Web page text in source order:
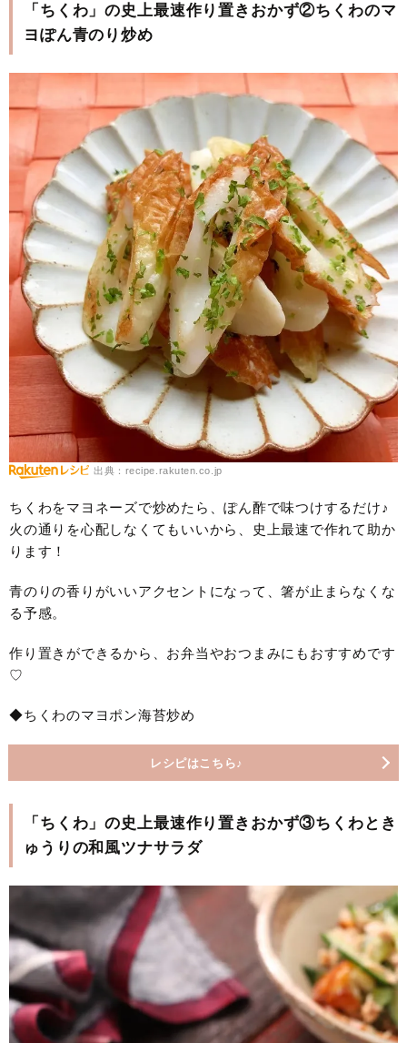
「ちくわ」の史上最速作り置きおかず②ちくわのマ
ヨぽん青のり炒め
出典：recipe.rakuten.co.jp
ちくわをマヨネーズで炒めたら、ぽん酢で味つけするだけ♪
火の通りを心配しなくてもいいから、史上最速で作れて助か
ります！
青のりの香りがいいアクセントになって、箸が止まらなくな
る予感。
作り置きができるから、お弁当やおつまみにもおすすめです
♡
◆ちくわのマヨポン海苔炒め
レシピはこちら♪
「ちくわ」の史上最速作り置きおかず③ちくわとき
ゅうりの和風ツナサラダ